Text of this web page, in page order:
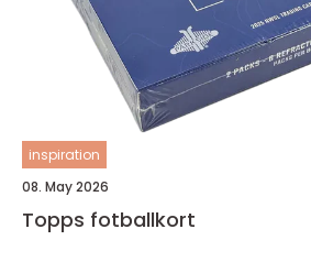
inspiration
08. May 2026
Topps fotballkort